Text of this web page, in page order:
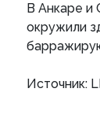
В Анкаре и
окружили
Источник: